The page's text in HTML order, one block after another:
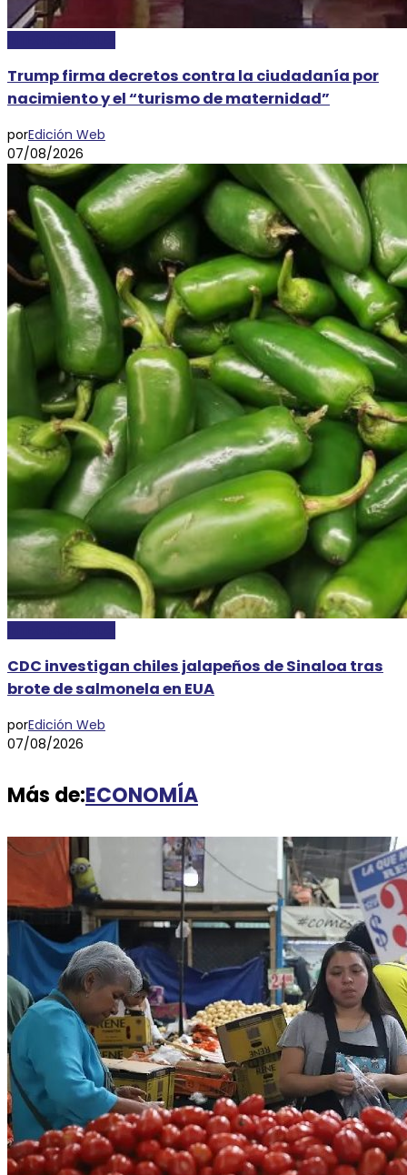
Trump firma decretos contra la ciudadanía por
nacimiento y el “turismo de maternidad”
porEdición Web
07/08/2026
CDC investigan chiles jalapeños de Sinaloa tras
brote de salmonela en EUA
porEdición Web
07/08/2026
Más de:ECONOMÍA